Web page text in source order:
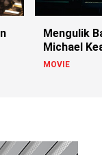
Mengulik
Michael
Flash
MOVIE